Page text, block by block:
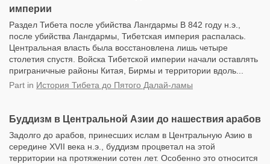
империи
Раздел Тибета после убийства Лангдармы В 842 году н.э.,
после убийства Лангдармы, Тибетская империя распалась.
Центральная власть была восстановлена лишь четыре
столетия спустя. Войска Тибетской империи начали оставлять
приграничные районы Китая, Бирмы и территории вдоль...
Part in История Тибета до Пятого Далай-ламы
Буддизм в Центральной Азии до нашествия арабов
Задолго до арабов, принесших ислам в Центральную Азию в
середине XVII века н.э., буддизм процветал на этой
территории на протяжении сотен лет. Особенно это относится